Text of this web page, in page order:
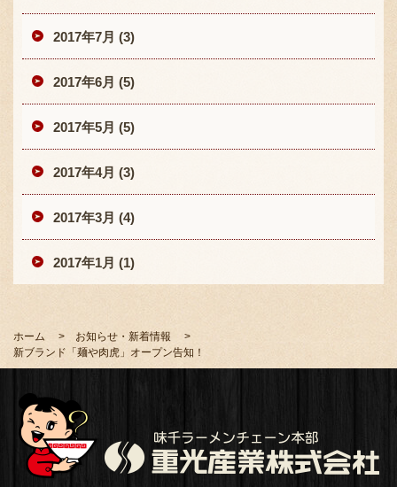
2017年7月 (3)
2017年6月 (5)
2017年5月 (5)
2017年4月 (3)
2017年3月 (4)
2017年1月 (1)
ホーム
お知らせ・新着情報
新ブランド「麺や肉虎」オープン告知！